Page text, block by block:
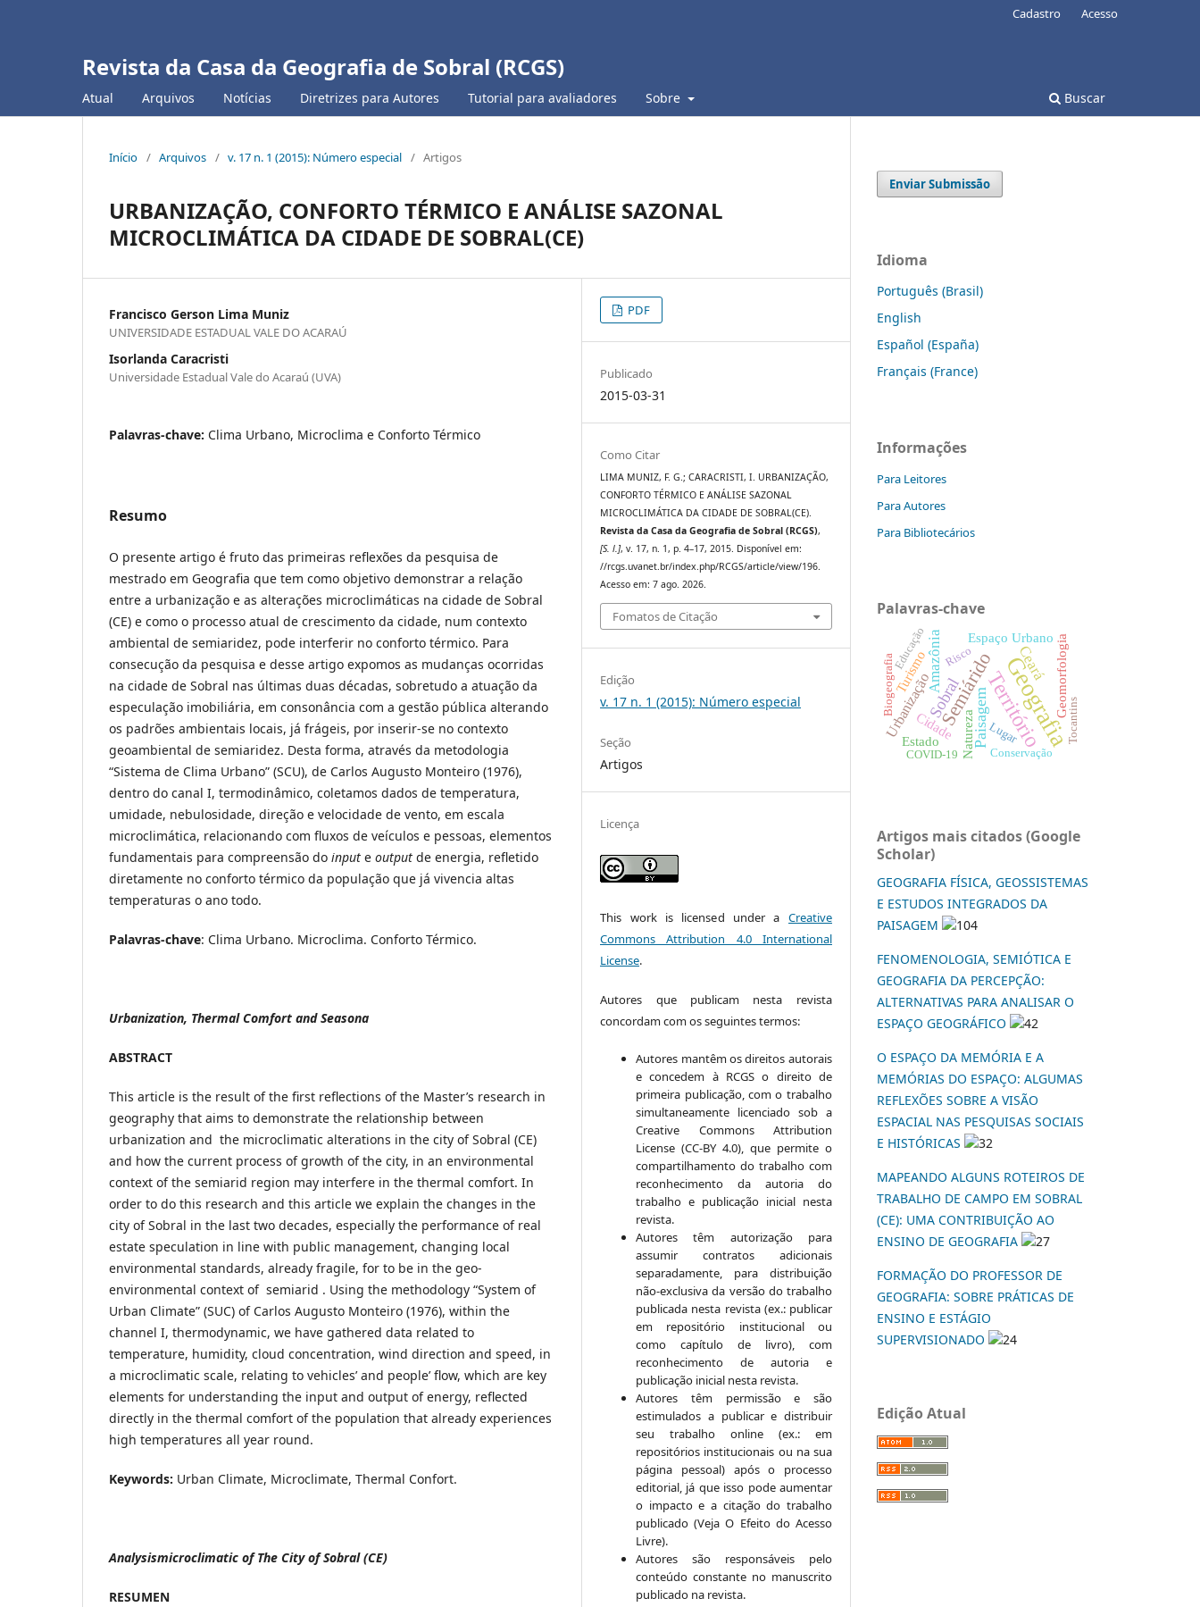
Revista da Casa da Geografia de Sobral (RCGS)
Atual Arquivos Notícias Diretrizes para Autores Tutorial para avaliadores Sobre Buscar
Cadastro Acesso
Início / Arquivos / v. 17 n. 1 (2015): Número especial / Artigos
URBANIZAÇÃO, CONFORTO TÉRMICO E ANÁLISE SAZONAL
MICROCLIMÁTICA DA CIDADE DE SOBRAL(CE)
Francisco Gerson Lima Muniz
UNIVERSIDADE ESTADUAL VALE DO ACARAÚ
Isorlanda Caracristi
Universidade Estadual Vale do Acaraú (UVA)
Palavras-chave: Clima Urbano, Microclima e Conforto Térmico
Resumo
O presente artigo é fruto das primeiras reflexões da pesquisa de
mestrado em Geografia que tem como objetivo demonstrar a relação
entre a urbanização e as alterações microclimáticas na cidade de Sobral
(CE) e como o processo atual de crescimento da cidade, num contexto
ambiental de semiaridez, pode interferir no conforto térmico. Para
consecução da pesquisa e desse artigo expomos as mudanças ocorridas
na cidade de Sobral nas últimas duas décadas, sobretudo a atuação da
especulação imobiliária, em consonância com a gestão pública alterando
os padrões ambientais locais, já frágeis, por inserir-se no contexto
geoambiental de semiaridez. Desta forma, através da metodologia
“Sistema de Clima Urbano” (SCU), de Carlos Augusto Monteiro (1976),
dentro do canal I, termodinâmico, coletamos dados de temperatura,
umidade, nebulosidade, direção e velocidade de vento, em escala
microclimática, relacionando com fluxos de veículos e pessoas, elementos
fundamentais para compreensão do input e output de energia, refletido
diretamente no conforto térmico da população que já vivencia altas
temperaturas o ano todo.
Palavras-chave: Clima Urbano. Microclima. Conforto Térmico.
Urbanization, Thermal Comfort and Seasona
ABSTRACT
This article is the result of the first reflections of the Master’s research in
geography that aims to demonstrate the relationship between
urbanization and the microclimatic alterations in the city of Sobral (CE)
and how the current process of growth of the city, in an environmental
context of the semiarid region may interfere in the thermal comfort. In
order to do this research and this article we explain the changes in the
city of Sobral in the last two decades, especially the performance of real
estate speculation in line with public management, changing local
environmental standards, already fragile, for to be in the geo-
environmental context of semiarid . Using the methodology “System of
Urban Climate” (SUC) of Carlos Augusto Monteiro (1976), within the
channel I, thermodynamic, we have gathered data related to
temperature, humidity, cloud concentration, wind direction and speed, in
a microclimatic scale, relating to vehicles’ and people’ flow, which are key
elements for understanding the input and output of energy, reflected
directly in the thermal comfort of the population that already experiences
high temperatures all year round.
Keywords: Urban Climate, Microclimate, Thermal Confort.
Analysismicroclimatic of The City of Sobral (CE)
RESUMEN
PDF
Publicado
2015-03-31
Como Citar
LIMA MUNIZ, F. G.; CARACRISTI, I. URBANIZAÇÃO,
CONFORTO TÉRMICO E ANÁLISE SAZONAL
MICROCLIMÁTICA DA CIDADE DE SOBRAL(CE).
Revista da Casa da Geografia de Sobral (RCGS),
[S. l.], v. 17, n. 1, p. 4–17, 2015. Disponível em:
//rcgs.uvanet.br/index.php/RCGS/article/view/196.
Acesso em: 7 ago. 2026.
Fomatos de Citação
Edição
v. 17 n. 1 (2015): Número especial
Seção
Artigos
Licença
This work is licensed under a Creative
Commons Attribution 4.0 International
License.
Autores que publicam nesta revista
concordam com os seguintes termos:
Autores mantêm os direitos autorais
e concedem à RCGS o direito de
primeira publicação, com o trabalho
simultaneamente licenciado sob a
Creative Commons Attribution
License (CC-BY 4.0), que permite o
compartilhamento do trabalho com
reconhecimento da autoria do
trabalho e publicação inicial nesta
revista.
Autores têm autorização para
assumir contratos adicionais
separadamente, para distribuição
não-exclusiva da versão do trabalho
publicada nesta revista (ex.: publicar
em repositório institucional ou
como capítulo de livro), com
reconhecimento de autoria e
publicação inicial nesta revista.
Autores têm permissão e são
estimulados a publicar e distribuir
seu trabalho online (ex.: em
repositórios institucionais ou na sua
página pessoal) após o processo
editorial, já que isso pode aumentar
o impacto e a citação do trabalho
publicado (Veja O Efeito do Acesso
Livre).
Autores são responsáveis pelo
conteúdo constante no manuscrito
publicado na revista.
Enviar Submissão
Idioma
Português (Brasil)
English
Español (España)
Français (France)
Informações
Para Leitores
Para Autores
Para Bibliotecários
Palavras-chave
Geografia
Território
Semiárido
Sobral Paisagem
Ceará
Amazônia
Urbanização Geomorfologia
Espaço Urbano
Turismo
Cidade Natureza
Estado Lugar Tocantins
Risco
Biogeografia
Conservação
Educação
COVID-19
Artigos mais citados (Google
Scholar)
GEOGRAFIA FÍSICA, GEOSSISTEMAS
E ESTUDOS INTEGRADOS DA
PAISAGEM
104
FENOMENOLOGIA, SEMIÓTICA E
GEOGRAFIA DA PERCEPÇÃO:
ALTERNATIVAS PARA ANALISAR O
ESPAÇO GEOGRÁFICO
42
O ESPAÇO DA MEMÓRIA E A
MEMÓRIAS DO ESPAÇO: ALGUMAS
REFLEXÕES SOBRE A VISÃO
ESPACIAL NAS PESQUISAS SOCIAIS
E HISTÓRICAS
32
MAPEANDO ALGUNS ROTEIROS DE
TRABALHO DE CAMPO EM SOBRAL
(CE): UMA CONTRIBUIÇÃO AO
ENSINO DE GEOGRAFIA
27
FORMAÇÃO DO PROFESSOR DE
GEOGRAFIA: SOBRE PRÁTICAS DE
ENSINO E ESTÁGIO
SUPERVISIONADO
24
Edição Atual